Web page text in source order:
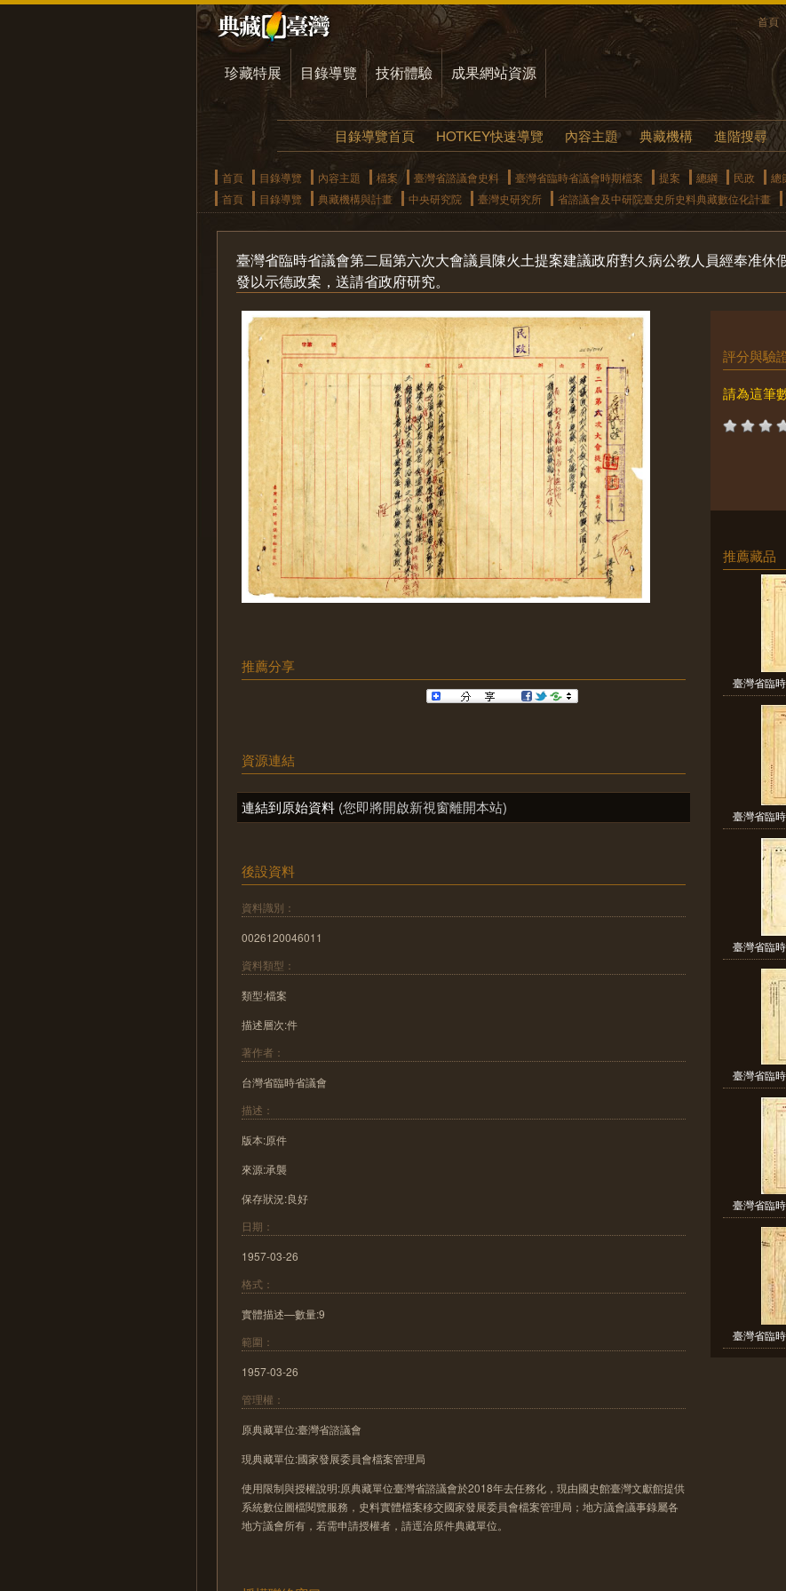
首頁
珍藏特展 目錄導覽 技術體驗 成果網站資源
目錄導覽首頁 HOTKEY快速導覽 內容主題 典藏機構 進階搜尋
首頁 目錄導覽 內容主題 檔案 臺灣省諮議會史料 臺灣省臨時省議會時期檔案 提案 總綱 民政
總
首頁
目錄導覽 典藏機構與計畫 中央研究院 臺灣史研究所 省諮議會及中研院臺史所史料典藏數位化計畫
臺灣省臨時省議會第二屆第六次大會議員陳火土提案建議政府對久病公教人員經奉准休
發以示德政案，送請省政府研究。
推薦分享
資源連結
連結到原始資料 (您即將開啟新視窗離開本站)
後設資料
資料識別：
0026120046011
資料類型：
類型:檔案
描述層次:件
著作者：
台灣省臨時省議會
描述：
版本:原件
來源:承襲
保存狀況:良好
日期：
1957-03-26
格式：
實體描述—數量:9
範圍：
1957-03-26
管理權：
原典藏單位:臺灣省諮議會
現典藏單位:國家發展委員會檔案管理局
使用限制與授權說明:原典藏單位臺灣省諮議會於2018年去任務化，現由國史館臺灣文獻館提供
系統數位圖檔閱覽服務，史料實體檔案移交國家發展委員會檔案管理局；地方議會議事錄屬各
地方議會所有，若需申請授權者，請逕洽原件典藏單位。
評分與驗
請為這筆
推薦藏品
臺灣省臨
臺灣省臨
臺灣省臨
臺灣省臨
臺灣省臨
臺灣省臨